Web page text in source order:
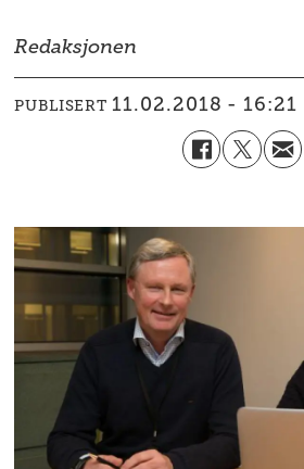
Redaksjonen
PUBLISERT 11.02.2018 - 16:21